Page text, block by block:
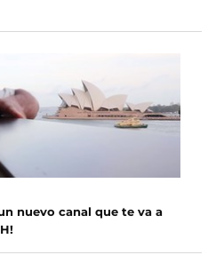
nuevo canal que te va a